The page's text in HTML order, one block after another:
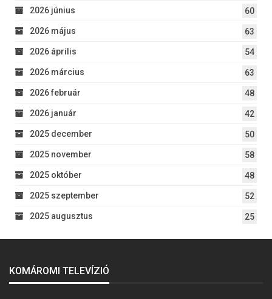
2026 június 60
2026 május 63
2026 április 54
2026 március 63
2026 február 48
2026 január 42
2025 december 50
2025 november 58
2025 október 48
2025 szeptember 52
2025 augusztus 25
KOMÁROMI TELEVÍZIÓ